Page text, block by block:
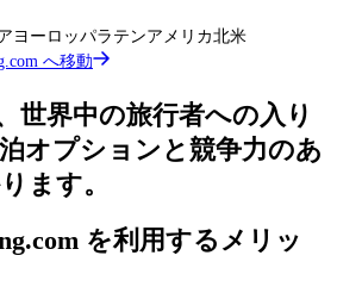
ヨーロッパラテンアメリカ北米
へ移動
世界中の旅行者への入り
オプションと競争力のあ
ます。
を利用するメリッ